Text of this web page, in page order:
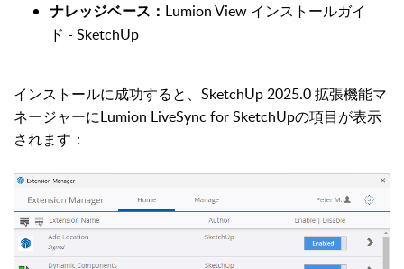
ナレッジベース： Lumion View インストールガイ
ド - SketchUp
インストールに成功すると、SketchUp 2025.0 拡張機能マ
ネージャーにLumion LiveSync for SketchUpの項目が表示
されます：